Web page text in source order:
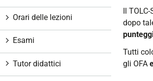
Il
dopo
Tutti
gli OFA
Orari delle lezioni
Esami
Tutor didattici